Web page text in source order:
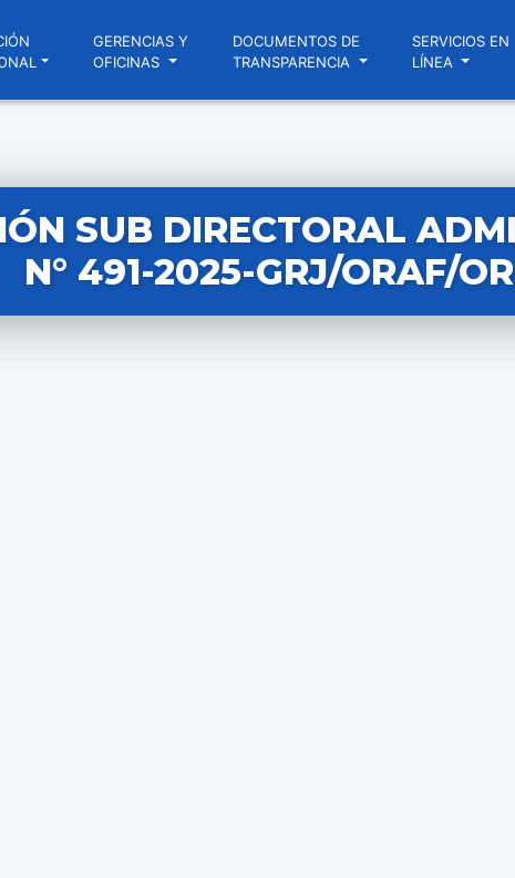
GERENCIAS Y
OFICINAS
DOCUMENTOS DE
TRANSPARENCIA
SERVICIOS EN
LÍNEA
SUB DIRECTORAL
N° 491-2025-GRJ/ORAF/